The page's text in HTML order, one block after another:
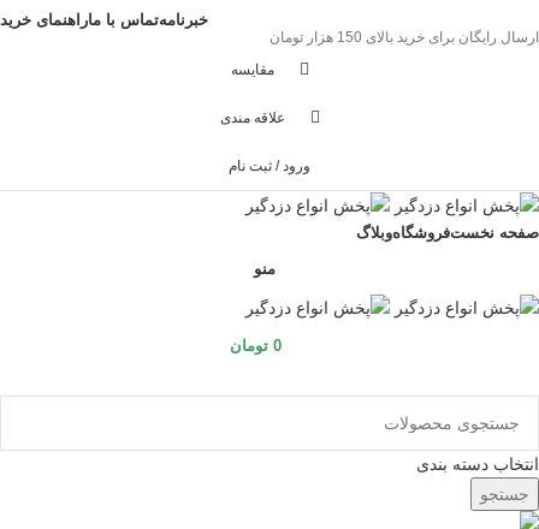
خبرنامهتماس با ماراهنمای خرید
ارسال رایگان برای خرید بالای 150 هزار تومان
مقايسه
علاقه مندی
ورود / ثبت نام
صفحه نخستفروشگاهوبلاگ
منو
0 تومان
انتخاب دسته بندی
جستجو